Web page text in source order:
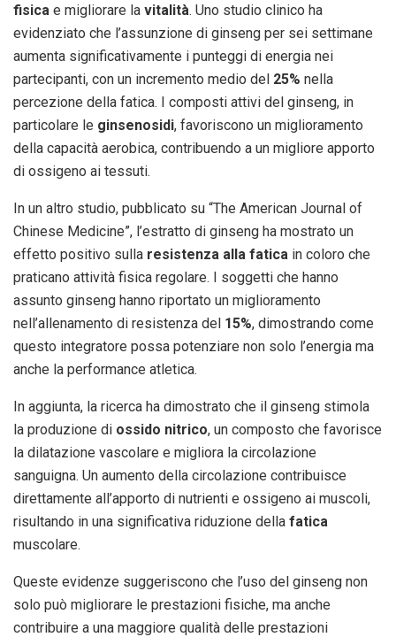
fisica e migliorare la vitalità. Uno studio clinico ha
evidenziato che l’assunzione di ginseng per sei settimane
aumenta significativamente i punteggi di energia nei
partecipanti, con un incremento medio del 25% nella
percezione della fatica. I composti attivi del ginseng, in
particolare le ginsenosidi, favoriscono un miglioramento
della capacità aerobica, contribuendo a un migliore apporto
di ossigeno ai tessuti.
In un altro studio, pubblicato su “The American Journal of
Chinese Medicine”, l’estratto di ginseng ha mostrato un
effetto positivo sulla resistenza alla fatica in coloro che
praticano attività fisica regolare. I soggetti che hanno
assunto ginseng hanno riportato un miglioramento
nell’allenamento di resistenza del 15%, dimostrando come
questo integratore possa potenziare non solo l’energia ma
anche la performance atletica.
In aggiunta, la ricerca ha dimostrato che il ginseng stimola
la produzione di ossido nitrico, un composto che favorisce
la dilatazione vascolare e migliora la circolazione
sanguigna. Un aumento della circolazione contribuisce
direttamente all’apporto di nutrienti e ossigeno ai muscoli,
risultando in una significativa riduzione della fatica
muscolare.
Queste evidenze suggeriscono che l’uso del ginseng non
solo può migliorare le prestazioni fisiche, ma anche
contribuire a una maggiore qualità delle prestazioni